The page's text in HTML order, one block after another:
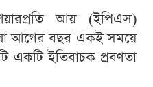
আয় (ইপিএস)
আগের বছর একই সময়ে
একটি ইতিবাচক প্রবণতা